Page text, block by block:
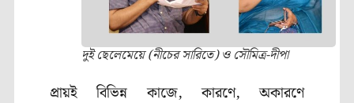
দুই ছেলেমেয়ে (নীচের সারিতে) ও সৌমিত্র-দীপা
প্রায়ই বিভিন্ন কাজে, কারণে, অকারণে